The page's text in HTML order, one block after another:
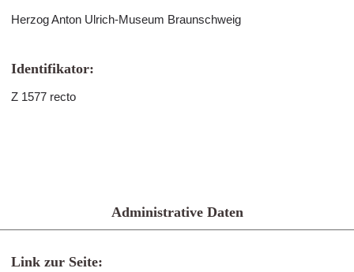
Herzog Anton Ulrich-Museum Braunschweig
Identifikator:
Z 1577 recto
Administrative Daten
Link zur Seite: